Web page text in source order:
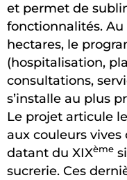
et permet de
fonctionnalités.
hectares, le
(hospitalisation,
consultations,
s’installe au plus
Le projet articule
aux couleurs vives
datant du XIXème
sucrerie. Ces